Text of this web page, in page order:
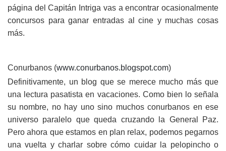
página del Capitán Intriga vas a encontrar ocasionalmente
concursos para ganar entradas al cine y muchas cosas
más.
Conurbanos (www.conurbanos.blogspot.com)
Definitivamente, un blog que se merece mucho más que
una lectura pasatista en vacaciones. Como bien lo señala
su nombre, no hay uno sino muchos conurbanos en ese
universo paralelo que queda cruzando la General Paz.
Pero ahora que estamos en plan relax, podemos pegarnos
una vuelta y charlar sobre cómo cuidar la pelopincho o